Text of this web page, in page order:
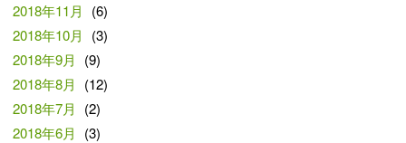
2018年11月
(6)
2018年10月
(3)
2018年9月
(9)
2018年8月
(12)
2018年7月
(2)
2018年6月
(3)